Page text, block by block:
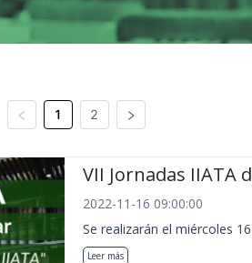
1 2
VII Jornadas IIATA
2022-11-16 09:00:00
Se realizarán el miércoles
Leer más